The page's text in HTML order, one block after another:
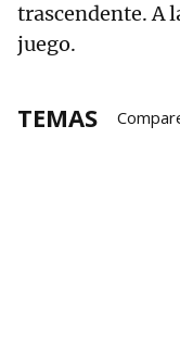
trascendente. A
juego.
TEMAS